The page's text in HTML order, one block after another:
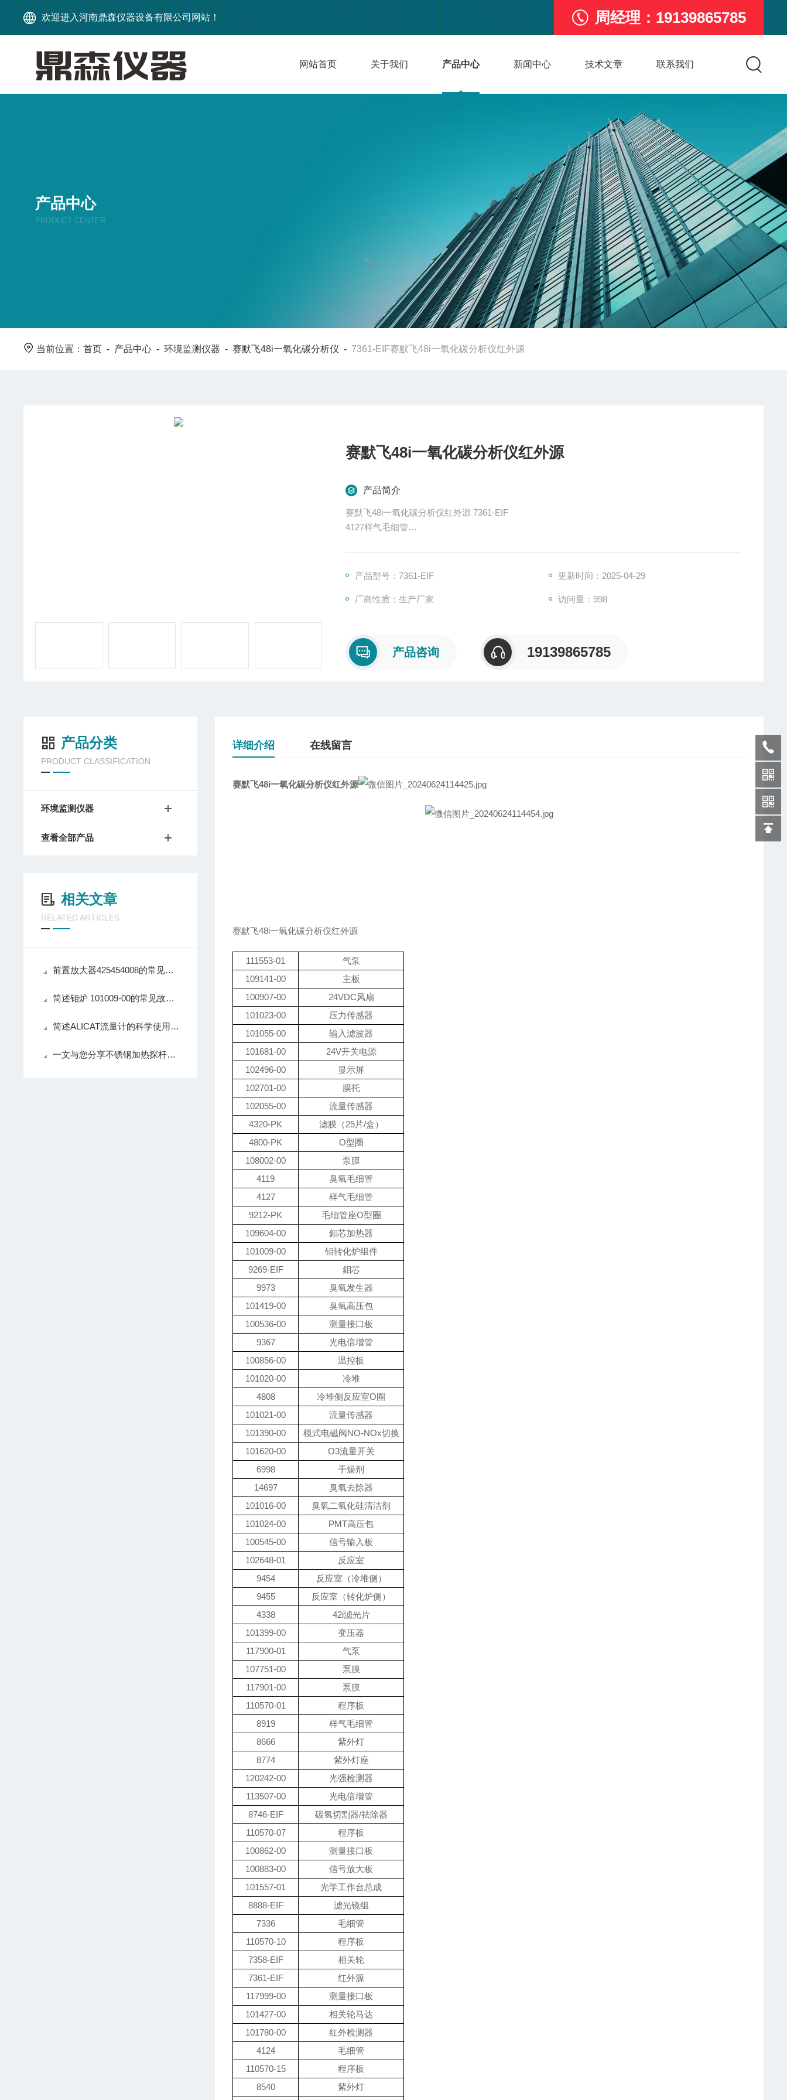
欢迎进入河南鼎森仪器设备有限公司网站！ 周经理：19139865785
网站首页 关于我们 产品中心 新闻中心 技术文章 联系我们
产品中心
PRODUCT CENTER
当前位置：首页 - 产品中心 -环境监测仪器 -赛默飞48i一氧化碳分析仪 - 7361-EIF赛默飞48i一氧化碳分析仪红外源
赛默飞48i一氧化碳分析仪红外源
产品简介
赛默飞48i一氧化碳分析仪红外源 7361-EIF
4127样气毛细管
101009-00钼转化炉组件
9973臭氧发生器
9367光电倍增管
100856-00温控板
产品型号：7361-EIF 更新时间：2025-04-29
厂商性质：生产厂家 访问量：998
产品咨询 19139865785
产品分类
PRODUCT CLASSIFICATION
环境监测仪器
查看全部产品
相关文章
RELATED ARTICLES
前置放大器425454008的常见问题相应解决方法
简述钼炉 101009-00的常见故障相应解决方法
简述ALICAT流量计的科学使用方法
一文与您分享不锈钢加热探杆的常见故障相应解决方法
详细介绍 在线留言
赛默飞48i一氧化碳分析仪红外源
赛默飞48i一氧化碳分析仪红外源
111553-01
气泵
109141-00
主板
100907-00
24VDC风扇
101023-00
压力传感器
101055-00
输入滤波器
101681-00
24V开关电源
102496-00
显示屏
102701-00
膜托
102055-00
流量传感器
4320-PK
滤膜（25片/盒）
4800-PK
O型圈
108002-00
泵膜
4119
臭氧毛细管
4127
样气毛细管
9212-PK
毛细管座O型圈
109604-00
鉬芯加热器
101009-00
钼转化炉组件
9269-EIF
鉬芯
9973
臭氧发生器
101419-00
臭氧高压包
100536-00
测量接口板
9367
光电倍增管
100856-00
温控板
101020-00
冷堆
4808
冷堆侧反应室O圈
101021-00
流量传感器
101390-00
模式电磁阀NO-NOx切换
101620-00
O3流量开关
6998
干燥剂
14697
臭氧去除器
101016-00
臭氧二氧化硅清洁剂
101024-00
PMT高压包
100545-00
信号输入板
102648-01
反应室
9454
反应室（冷堆侧）
9455
反应室（转化炉侧）
4338
42i滤光片
101399-00
变压器
117900-01
气泵
107751-00
泵膜
117901-00
泵膜
110570-01
程序板
8919
样气毛细管
8666
紫外灯
8774
紫外灯座
120242-00
光强检测器
113507-00
光电倍增管
8746-EIF
碳氢切割器/祛除器
110570-07
程序板
100862-00
测量接口板
100883-00
信号放大板
101557-01
光学工作台总成
8888-EIF
滤光镜组
7336
毛细管
110570-10
程序板
7358-EIF
相关轮
7361-EIF
红外源
117999-00
测量接口板
101427-00
相关轮马达
101780-00
红外检测器
4124
毛细管
110570-15
程序板
8540
紫外灯